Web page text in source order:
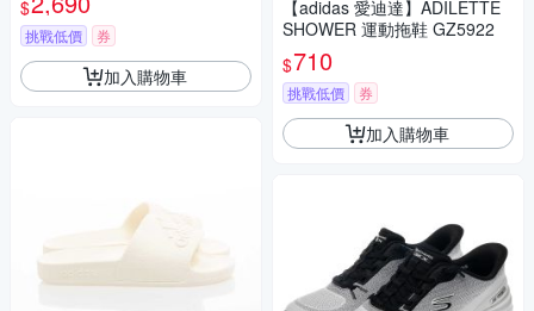
L
$
挑戰低價 券
加入購物車
【adidas 愛迪達】ADILETTE
SHOWER 運動拖鞋 GZ5922
$710
挑戰低價 券
加入購物車